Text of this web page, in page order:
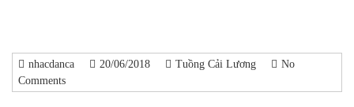
nhacdanca 20/06/2018 Tuồng Cải Lương
No
Comments